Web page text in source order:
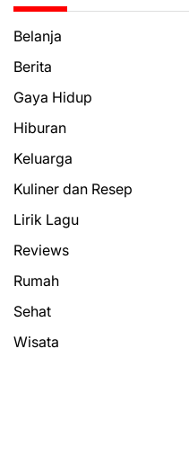
Belanja
Berita
Gaya Hidup
Hiburan
Keluarga
Kuliner dan Resep
Lirik Lagu
Reviews
Rumah
Sehat
Wisata